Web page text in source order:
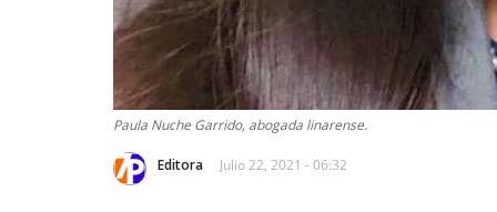
Paula Nuche Garrido, abogada linarense.
Editora Julio 22, 2021 - 06:32